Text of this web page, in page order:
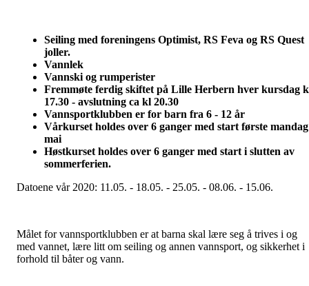
Seiling med foreningens Optimist, RS Feva og RS Quest
joller.
Vannlek
Vannski og rumperister
Fremmøte ferdig skiftet på Lille Herbern hver kursdag
17.30 - avslutning ca kl 20.30
Vannsportklubben er for barn fra 6 - 12 år
Vårkurset holdes over 6 ganger med start første
mai
Høstkurset holdes over 6 ganger med start i slutten av
sommerferien.
Datoene vår 2020: 11.05. - 18.05. - 25.05. - 08.06. - 15.06.
Målet for vannsportklubben er at barna skal lære seg å trives i og
med vannet, lære litt om seiling og annen vannsport, og sikkerhet i
forhold til båter og vann.